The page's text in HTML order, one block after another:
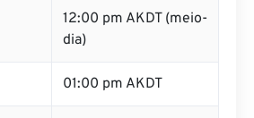
12:00 pm AKDT (meio-
dia)
01:00 pm AKDT